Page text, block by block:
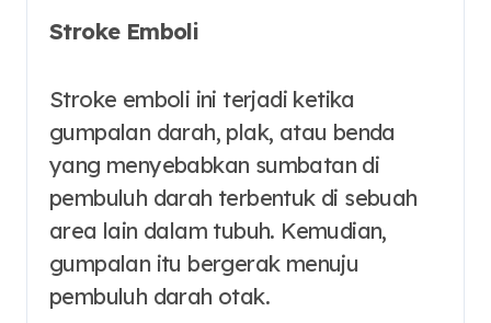
Stroke Emboli
Stroke emboli ini terjadi ketika
gumpalan darah, plak, atau benda
yang menyebabkan sumbatan di
pembuluh darah terbentuk di sebuah
area lain dalam tubuh. Kemudian,
gumpalan itu bergerak menuju
pembuluh darah otak.